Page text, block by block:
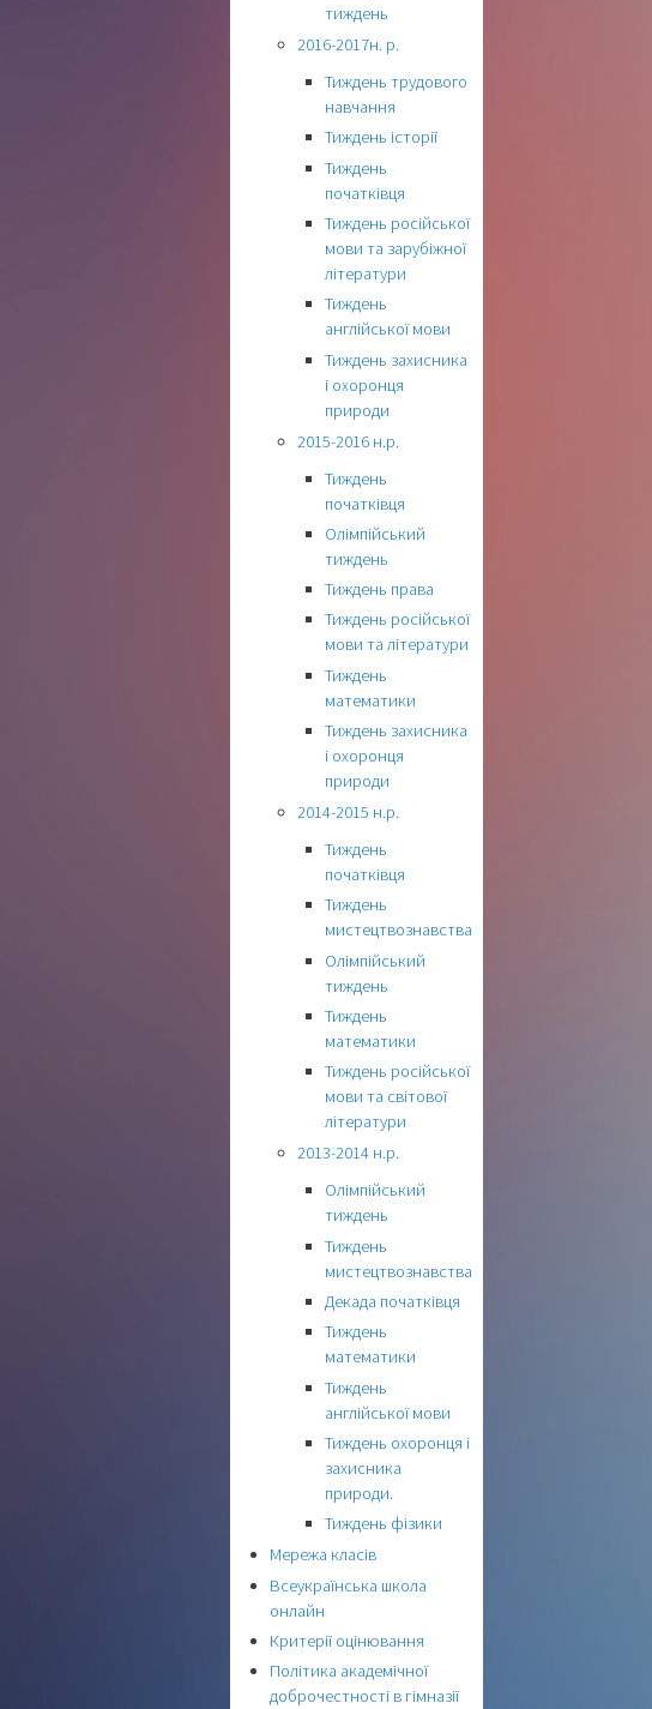
тиждень
2016-2017н. р.
Тиждень трудового
навчання
Тиждень історії
Тиждень
початківця
Тиждень російської
мови та зарубіжної
літератури
Тиждень
англійської мови
Тиждень захисника
і охоронця
природи
2015-2016 н.р.
Тиждень
початківця
Олімпійський
тиждень
Тиждень права
Тиждень російської
мови та літератури
Тиждень
математики
Тиждень захисника
і охоронця
природи
2014-2015 н.р.
Тиждень
початківця
Тиждень
мистецтвознавства
Олімпійський
тиждень
Тиждень
математики
Тиждень російської
мови та світової
літератури
2013-2014 н.р.
Олімпійський
тиждень
Тиждень
мистецтвознавства
Декада початківця
Тиждень
математики
Тиждень
англійської мови
Тиждень охоронця і
захисника
природи.
Тиждень фізики
Мережа класів
Всеукраїнська школа
онлайн
Критерії оцінювання
Політика академічної
доброчестності в гімназії